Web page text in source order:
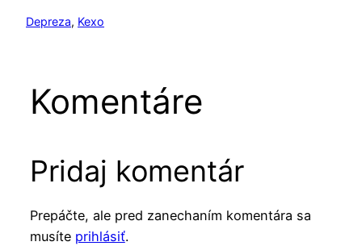
Depreza, Kexo
Komentáre
Pridaj komentár
Prepáčte, ale pred zanechaním komentára sa
musíte prihlásiť.